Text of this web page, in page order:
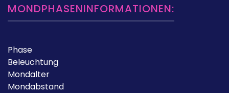
MONDPHASENINFORMATIONEN:
Phase
Beleuchtung
Mondalter
Mondabstand